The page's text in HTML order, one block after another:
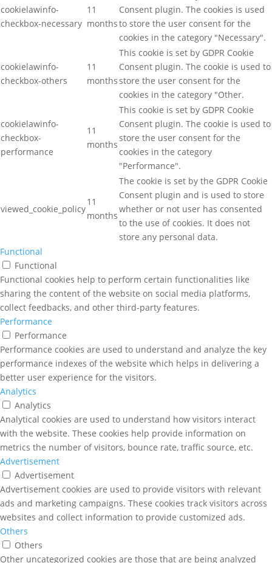
cookielawinfo-
checkbox-necessary
11
months
Consent plugin. The cookies is used
to store the user consent for the
cookies in the category "Necessary".
cookielawinfo-
checkbox-others
11
months
This cookie is set by GDPR Cookie
Consent plugin. The cookie is used to
store the user consent for the
cookies in the category "Other.
cookielawinfo-
checkbox-
performance
11
months
This cookie is set by GDPR Cookie
Consent plugin. The cookie is used to
store the user consent for the
cookies in the category
"Performance".
viewed_cookie_policy
11
months
The cookie is set by the GDPR Cookie
Consent plugin and is used to store
whether or not user has consented
to the use of cookies. It does not
store any personal data.
Functional
Functional
Functional cookies help to perform certain functionalities like
sharing the content of the website on social media platforms,
collect feedbacks, and other third-party features.
Performance
Performance
Performance cookies are used to understand and analyze the key
performance indexes of the website which helps in delivering a
better user experience for the visitors.
Analytics
Analytics
Analytical cookies are used to understand how visitors interact
with the website. These cookies help provide information on
metrics the number of visitors, bounce rate, traffic source, etc.
Advertisement
Advertisement
Advertisement cookies are used to provide visitors with relevant
ads and marketing campaigns. These cookies track visitors across
websites and collect information to provide customized ads.
Others
Others
Other uncategorized cookies are those that are being analyzed